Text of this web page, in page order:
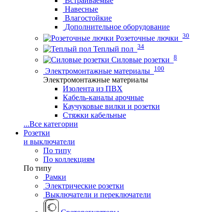
Навесные
Влагостойкие
Дополнительное оборудование
Розеточные лючки 30
Теплый пол 34
Силовые розетки 8
Электромонтажные материалы 100
Электромонтажные материалы
Изолента из ПВХ
Кабель-каналы арочные
Каучуковые вилки и розетки
Стяжки кабельные
...Все категории
Розетки
и выключатели
По типу
По коллекциям
По типу
Рамки
Электрические розетки
Выключатели и переключатели